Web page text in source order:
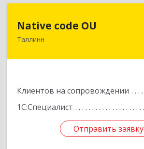
Native code OU
Таллинн
Клиентов на сопровождении
1С:Специалист
Отправить заявку
Отправить заявку